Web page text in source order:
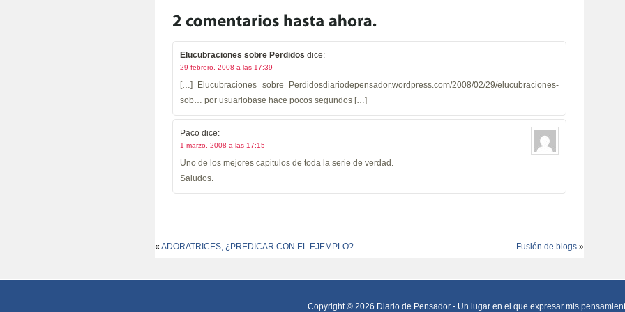
Elucubraciones sobre Perdidos dice:
29 febrero, 2008 a las 17:39
[…] Elucubraciones sobre Perdidosdiariodepensador.wordpress.com/2008/02/29/elucubraciones-
sob… por usuariobase hace pocos segundos […]
Paco dice:
1 marzo, 2008 a las 17:15
Uno de los mejores capitulos de toda la serie de verdad.
Saludos.
« ADORATRICES, ¿PREDICAR CON EL EJEMPLO? Fusión de blogs »
Copyright © 2026 Diario de Pensador - Un lugar en el que expresar mis